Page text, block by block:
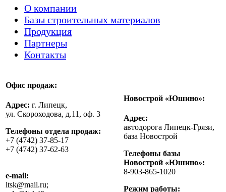
О компании
Базы строительных материалов
Продукция
Партнеры
Контакты
Офис продаж:
Адрес: г. Липецк,
ул. Скороходова, д.11, оф. 3
Телефоны отдела продаж:
+7 (4742) 37-85-17
+7 (4742) 37-62-63
e-mail:
ltsk@mail.ru;
Новострой «Юшино»:
Адрес:
автодорога Липецк-Грязи,
база Новострой
Телефоны базы
Новострой «Юшино»:
8-903-865-1020
Режим работы: